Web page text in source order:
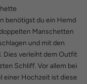
benötigst du ein Hemd
Manschetten
und mit den
Dies verleiht dem Outfit
Schliff. Vor allem bei
einer Hochzeit ist diese